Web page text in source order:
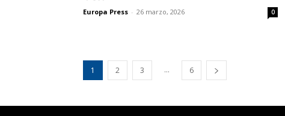
Europa Press - 26 marzo, 2026 0
1 2 3 ... 6